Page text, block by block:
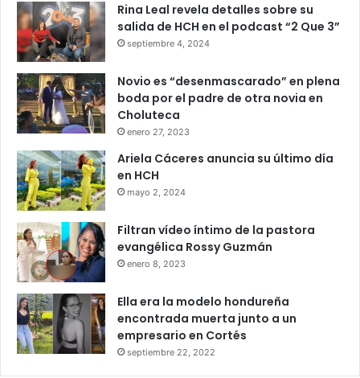
Rina Leal revela detalles sobre su
salida de HCH en el podcast “2 Que 3”
septiembre 4, 2024
Novio es “desenmascarado” en plena
boda por el padre de otra novia en
Choluteca
enero 27, 2023
Ariela Cáceres anuncia su último día
en HCH
mayo 2, 2024
Filtran vídeo íntimo de la pastora
evangélica Rossy Guzmán
enero 8, 2023
Ella era la modelo hondureña
encontrada muerta junto a un
empresario en Cortés
septiembre 22, 2022